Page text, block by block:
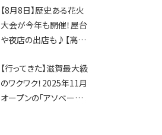
ってくる！豊郷店に続く滋
賀2店舗目★
【8月8日】歴史ある花火
大会が今年も開催！屋台
や夜店の出店も♪【高宮
【行ってきた】滋賀最大級
のワクワク！2025年11月
オープンの「アソベース